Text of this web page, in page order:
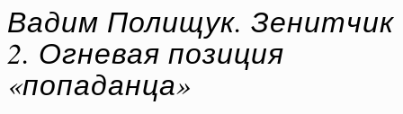
Вадим Полищук. Зенитчик
2. Огневая позиция
«попаданца»